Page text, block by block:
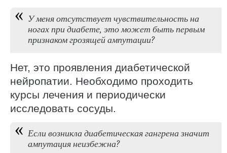
У меня отсутствует чувствительность на
ногах при диабете, это может быть первым
признаком грозящей ампутации?
Нет, это проявления диабетической
нейропатии. Необходимо проходить
курсы лечения и периодически
исследовать сосуды.
Если возникла диабетическая гангрена значит
ампутация неизбежна?